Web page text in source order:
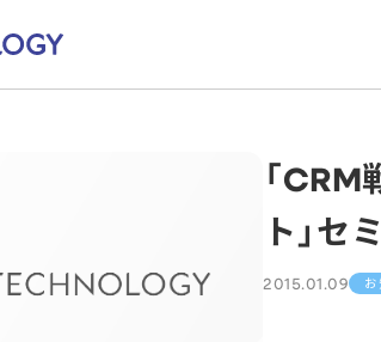
「
ト」セ
2015.01.09